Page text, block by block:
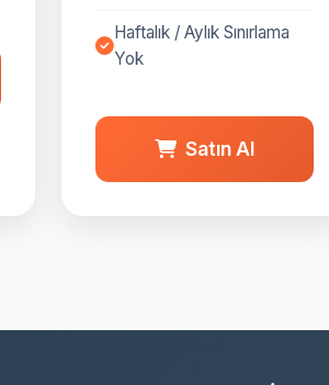
Haftalık / Aylık Sınırlama
Yok
Satın Al